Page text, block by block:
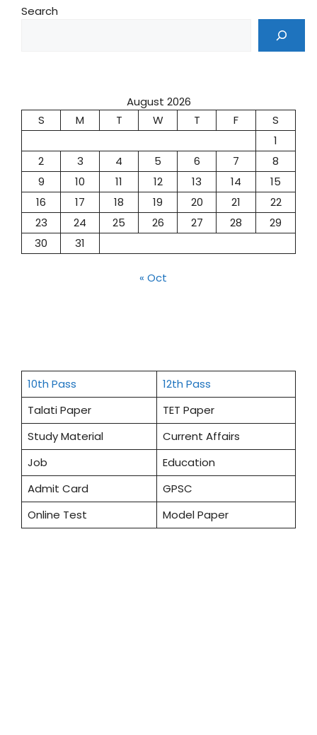
Search
August 2026
S
M T W T F
S
1
2
3 4 5 6 7
8
9
10 11 12 13 14
15
16
17 18 19 20 21
22
23
24 25 26 27 28
29
30
31
« Oct
10th Pass
12th Pass
Talati Paper
TET Paper
Study Material
Current Affairs
Job
Education
Admit Card
GPSC
Online Test
Model Paper